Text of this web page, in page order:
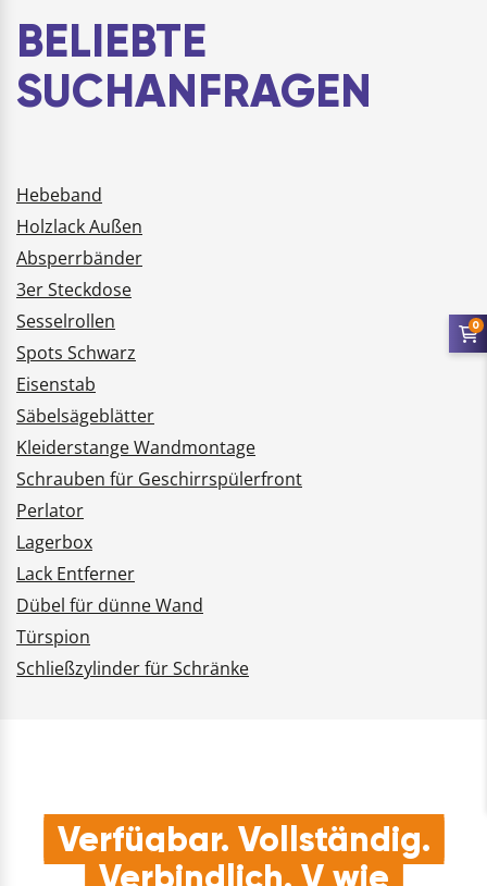
BELIEBTE
SUCHANFRAGEN
Hebeband
Holzlack Außen
Absperrbänder
3er Steckdose
Sesselrollen
Spots Schwarz
Eisenstab
Säbelsägeblätter
Kleiderstange Wandmontage
Schrauben für Geschirrspülerfront
Perlator
Lagerbox
Lack Entferner
Dübel für dünne Wand
Türspion
Schließzylinder für Schränke
Verfügbar. Vollständig.
Verbindlich. V wie
0